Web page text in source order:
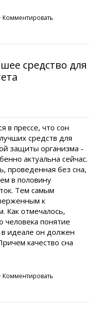
Комментировать
средство для
в прессе, что сон
средств для
защиты организма -
актуальна сейчас.
проведенная без сна,
в половину
Тем самым
к
Как отмечалось,
человека понятие
идеале он должен
качество сна
Комментировать